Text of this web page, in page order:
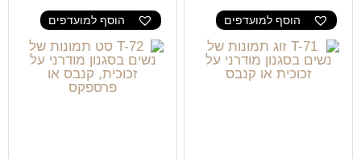
הוסף למועדפים הוסף למועדפים